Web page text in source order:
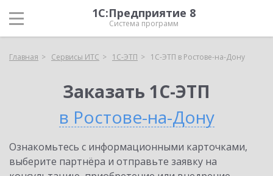
1С:Предприятие 8
Система программ
Главная Сервисы ИТС 1С-ЭТП 1С-ЭТП в Ростове-на-Дону
Заказать 1С-ЭТП
в Ростове-на-Дону
Ознакомьтесь с информационными карточками,
выберите партнёра и отправьте заявку на